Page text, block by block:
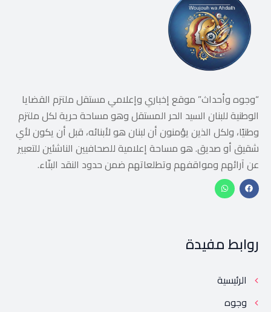
“وجوه وأحداث” موقع إخباري وإعلامي مستقل ملتزم القضايا
الوطنية للبنان السيد الحر المستقل وهو مساحة حرية لكل ملتزم
وطنيًا، ولكل الذين يؤمنون أن لبنان هو لأبنائه، قبل أن يكون لأي
شقيق أو صديق. هو مساحة إعلامية للصحافيين الناشئين للتعبير
عن آرائهم ومواقفهم وتطلعاتهم ضمن حدود النقد البنّاء.
روابط مفيدة
الرئيسية
وجوه